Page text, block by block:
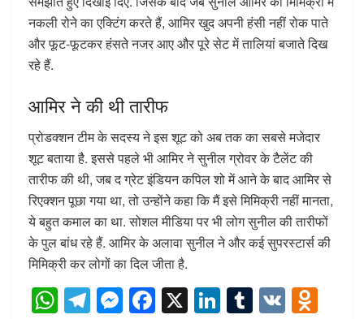
नकली रोने का एक्टिंग करते हैं, आमिर खुद अपनी हंसी नहीं रोक पाते
और फूट-फूटकर हंसते नजर आए और पूरे सेट में तालियां बजाते दिख
रहे हैं.
आमिर ने की थी तारीफ
प्रोडक्शन टीम के सदस्य ने इस शूट को अब तक का सबसे मजेदार
शूट बताया है. इससे पहले भी आमिर ने सुनील ग्रोवर के टैलेंट की
तारीफ की थी, जब द ग्रेट इंडियन कपिल शो में आने के बाद आमिर से
रिएक्शन पूछा गया था, तो उन्होंने कहा कि मैं इसे मिमिक्री नहीं मानता,
ये बहुत कमाल का था. सोशल मीडिया पर भी लोग सुनील की तारीफों
के पुल बांध रहे हैं. आमिर के अलावा सुनील ने और कई सुपरस्टार्स की
मिमिक्री कर लोगों का दिल जीता है.
W T M F X Li T V